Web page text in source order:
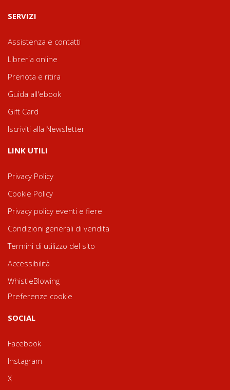
SERVIZI
Assistenza e contatti
Libreria online
Prenota e ritira
Guida all'ebook
Gift Card
Iscriviti alla Newsletter
LINK UTILI
Privacy Policy
Cookie Policy
Privacy policy eventi e fiere
Condizioni generali di vendita
Termini di utilizzo del sito
Accessibilità
WhistleBlowing
Preferenze cookie
SOCIAL
Facebook
Instagram
X